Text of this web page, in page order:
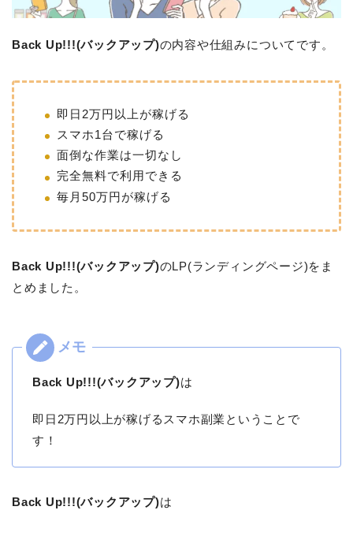
Back Up!!!(バックアップ)の内容や仕組みについてです。
即日2万円以上が稼げる
スマホ1台で稼げる
面倒な作業は一切なし
完全無料で利用できる
毎月50万円が稼げる
Back Up!!!(バックアップ)のLP(ランディングページ)をま
とめました。
Back Up!!!(バックアップ)は
即日2万円以上が稼げるスマホ副業ということで
す！
Back Up!!!(バックアップ)は